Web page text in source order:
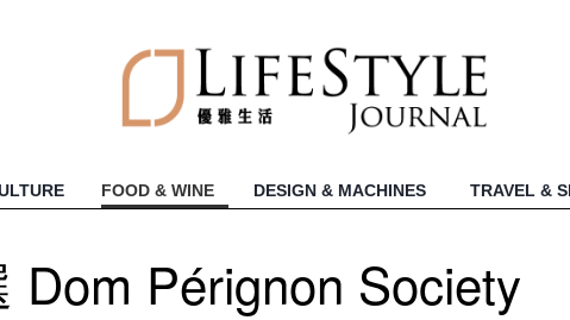
FOOD & WINE DESIGN & MACHINES TRAVEL &
Dom Pérignon Society